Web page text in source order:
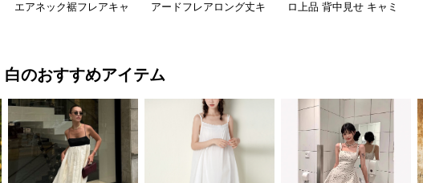
エアネック裾フレアキャ
アードフレアロング丈キ
ロ上品 背中見せ キャミ
白のおすすめアイテム